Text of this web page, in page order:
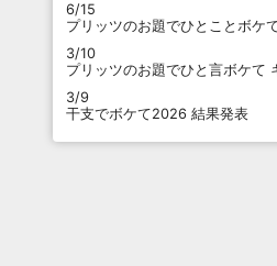
6/15
プリッツのお題でひとことボケ
3/10
プリッツのお題でひと言ボケて
3/9
干支でボケて2026 結果発表